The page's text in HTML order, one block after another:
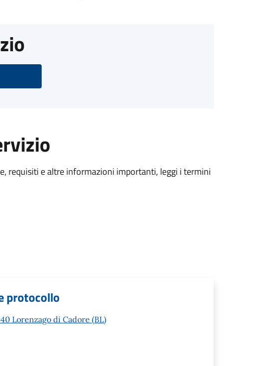
requisiti e altre informazioni importanti, leggi i termini
protocollo
Lorenzago di Cadore (BL)